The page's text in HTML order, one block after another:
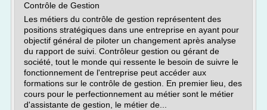
Contrôle de Gestion
Les métiers du contrôle de gestion représentent des
positions stratégiques dans une entreprise en ayant pour
objectif général de piloter un changement après analyse
du rapport de suivi. Contrôleur gestion ou gérant de
société, tout le monde qui ressente le besoin de suivre le
fonctionnement de l'entreprise peut accéder aux
formations sur le contrôle de gestion. En premier lieu, des
cours pour le perfectionnement au métier sont le métier
d'assistante de gestion, le métier de...